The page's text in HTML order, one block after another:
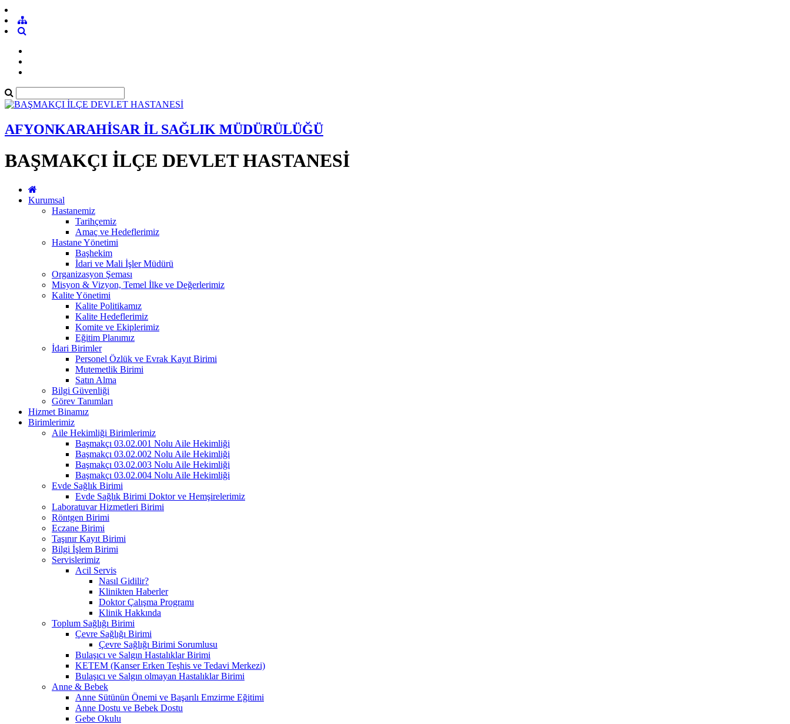
AFYONKARAHİSAR İL SAĞLIK MÜDÜRÜLÜĞÜ
BAŞMAKÇI İLÇE DEVLET HASTANESİ
Kurumsal
Hastanemiz
Tarihçemiz
Amaç ve Hedeflerimiz
Hastane Yönetimi
Başhekim
İdari ve Mali İşler Müdürü
Organizasyon Şeması
Misyon & Vizyon, Temel İlke ve Değerlerimiz
Kalite Yönetimi
Kalite Politikamız
Kalite Hedeflerimiz
Komite ve Ekiplerimiz
Eğitim Planımız
İdari Birimler
Personel Özlük ve Evrak Kayıt Birimi
Mutemetlik Birimi
Satın Alma
Bilgi Güvenliği
Görev Tanımları
Hizmet Binamız
Birimlerimiz
Aile Hekimliği Birimlerimiz
Başmakçı 03.02.001 Nolu Aile Hekimliği
Başmakçı 03.02.002 Nolu Aile Hekimliği
Başmakçı 03.02.003 Nolu Aile Hekimliği
Başmakçı 03.02.004 Nolu Aile Hekimliği
Evde Sağlık Birimi
Evde Sağlık Birimi Doktor ve Hemşirelerimiz
Laboratuvar Hizmetleri Birimi
Röntgen Birimi
Eczane Birimi
Taşınır Kayıt Birimi
Bilgi İşlem Birimi
Servislerimiz
Acil Servis
Nasıl Gidilir?
Klinikten Haberler
Doktor Çalışma Programı
Klinik Hakkında
Toplum Sağlığı Birimi
Çevre Sağlığı Birimi
Çevre Sağlığı Birimi Sorumlusu
Bulaşıcı ve Salgın Hastalıklar Birimi
KETEM (Kanser Erken Teşhis ve Tedavi Merkezi)
Bulaşıcı ve Salgın olmayan Hastalıklar Birimi
Anne & Bebek
Anne Sütünün Önemi ve Başarılı Emzirme Eğitimi
Anne Dostu ve Bebek Dostu
Gebe Okulu